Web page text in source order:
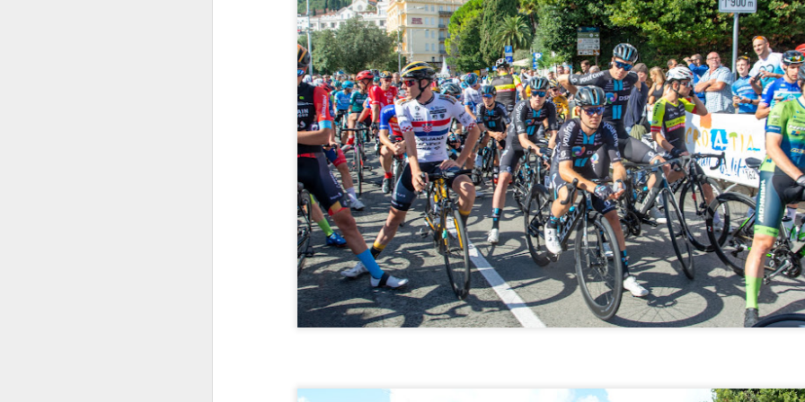
Posebnu pozornost privukli
naslovima Valorant,
8, Fortnite i Trackmania,
pred brojnom publikom.
DORA 2026: Odabrani
finalisti najprestižnijeg
Hrvatska radiotelevizija objavila je
NOV
8
Gregorian oduševio
Opatiju u sklopu
JUN
16
Pulski filmski festival
2025: Zlatne arene,
Ovog ljeta, od 10. do 17. srpnja,